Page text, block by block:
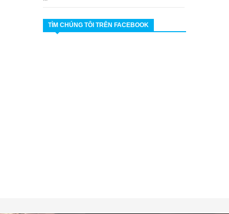
TÌM CHÚNG TÔI TRÊN FACEBOOK